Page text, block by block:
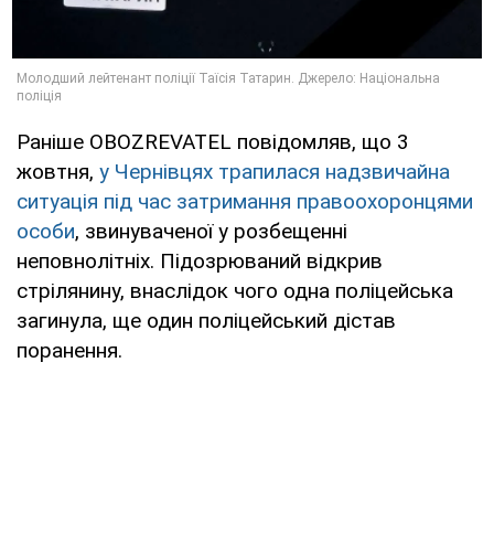
Раніше OBOZREVATEL повідомляв, що 3
жовтня, у Чернівцях трапилася надзвичайна
ситуація під час затримання правоохоронцями
особи, звинуваченої у розбещенні
неповнолітніх. Підозрюваний відкрив
стрілянину, внаслідок чого одна поліцейська
загинула, ще один поліцейський дістав
поранення.